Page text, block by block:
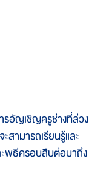
รอัญเชิญครูช่างที่ล่วง
สามารถเรียนรู้และ
ะพิธีครอบสืบต่อมาถึง